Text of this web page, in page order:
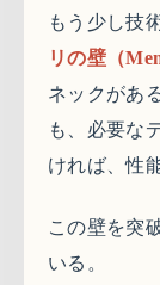
もう少し技
リの壁（
ネックがあ
も、必要な
ければ、性
この壁を突
いる。